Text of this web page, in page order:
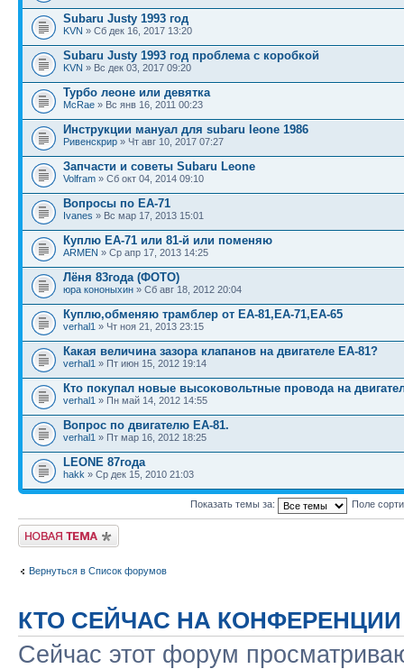
Subaru Justy 1993 год
KVN » Сб дек 16, 2017 13:20
Subaru Justy 1993 год проблема с коробкой
KVN » Вс дек 03, 2017 09:20
Турбо леоне или девятка
McRae » Вс янв 16, 2011 00:23
Инструкции мануал для subaru leone 1986
Ривенскрир » Чт авг 10, 2017 07:27
Запчасти и советы Subaru Leone
Volfram » Сб окт 04, 2014 09:10
Вопросы по ЕА-71
Ivanes » Вс мар 17, 2013 15:01
Куплю ЕА-71 или 81-й или поменяю
ARMEN » Ср апр 17, 2013 14:25
Лёня 83года (ФОТО)
юра кононыхин » Сб авг 18, 2012 20:04
Куплю,обменяю трамблер от ЕА-81,ЕА-71,ЕА-65
verhal1 » Чт ноя 21, 2013 23:15
Какая величина зазора клапанов на двигателе ЕА-81?
verhal1 » Пт июн 15, 2012 19:14
Кто покупал новые высоковольтные провода на
verhal1 » Пн май 14, 2012 14:55
Вопрос по двигателю EA-81.
verhal1 » Пт мар 16, 2012 18:25
LEONE 87года
hakk » Ср дек 15, 2010 21:03
Показать темы за: Поле
Новая тема
Вернуться в Список форумов
КТО СЕЙЧАС НА КОНФЕРЕНЦИИ
Сейчас этот форум